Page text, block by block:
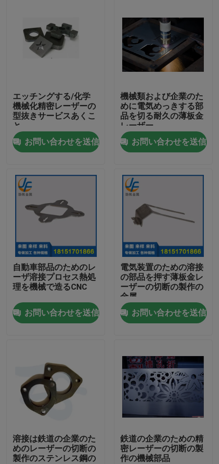
家
プロダクト
私達について
工場旅行
品質管理
ニュース
場合
アルミピザパン
エッチングする/化学
機械化精密レーザーの
型抜きサービスあくこ
と
お問い合わせを送信
機械類および企業のた
めに電気めっきする部
品を切る耐久の薄板金
レーザー
お問い合わせを送信
自動車部品のためのレ
ーザ溶接プロセス熱処
理を機械で造るCNC
お問い合わせを送信
電気装置のための溶接
の部品を押す薄板金レ
ーザーの切断の製作の
金属
お問い合わせを送信
溶接は鉄道の企業のた
めのレーザーの切断の
製作のステンレス鋼の
鉄道の企業のための精
密レーザーの切断の製
作の機械部品